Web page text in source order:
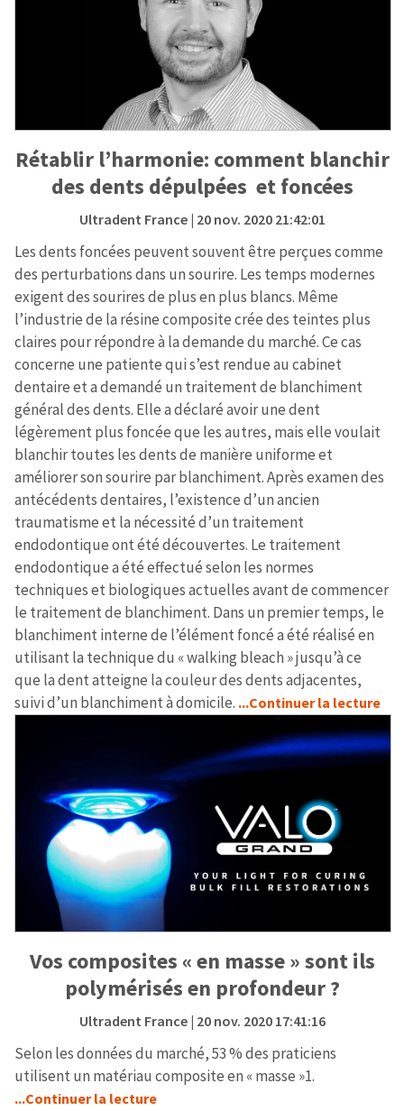
Rétablir l’harmonie: comment blanchir
des dents dépulpées et foncées
Ultradent France| 20 nov. 2020 21:42:01
Les dents foncées peuvent souvent être perçues comme
des perturbations dans un sourire. Les temps modernes
exigent des sourires de plus en plus blancs. Même
l’industrie de la résine composite crée des teintes plus
claires pour répondre à la demande du marché. Ce cas
concerne une patiente qui s’est rendue au cabinet
dentaire et a demandé un traitement de blanchiment
général des dents. Elle a déclaré avoir une dent
légèrement plus foncée que les autres, mais elle voulait
blanchir toutes les dents de manière uniforme et
améliorer son sourire par blanchiment. Après examen des
antécédents dentaires, l’existence d’un ancien
traumatisme et la nécessité d’un traitement
endodontique ont été découvertes. Le traitement
endodontique a été effectué selon les normes
techniques et biologiques actuelles avant de commencer
le traitement de blanchiment. Dans un premier temps, le
blanchiment interne de l’élément foncé a été réalisé en
utilisant la technique du « walking bleach » jusqu’à ce
que la dent atteigne la couleur des dents adjacentes,
suivi d’un blanchiment à domicile. ...Continuer la lecture
Vos composites « en masse » sont ils
polymérisés en profondeur ?
Ultradent France| 20 nov. 2020 17:41:16
Selon les données du marché, 53 % des praticiens
utilisent un matériau composite en « masse »1.
...Continuer la lecture